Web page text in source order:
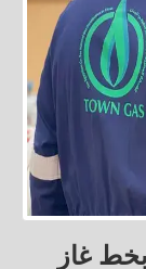
غاز